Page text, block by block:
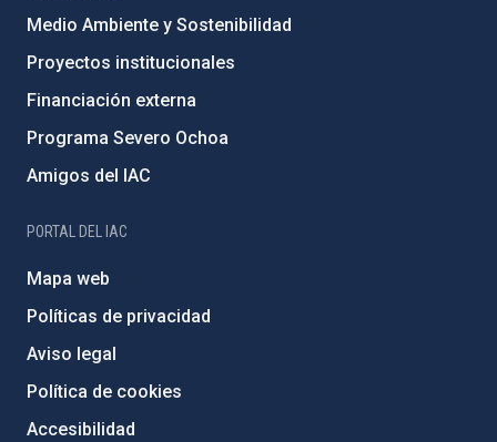
Medio Ambiente y Sostenibilidad
Proyectos institucionales
Financiación externa
Programa Severo Ochoa
Amigos del IAC
PORTAL DEL IAC
Mapa web
Políticas de privacidad
Aviso legal
Política de cookies
Accesibilidad